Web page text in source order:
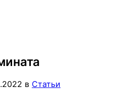
в Статьи